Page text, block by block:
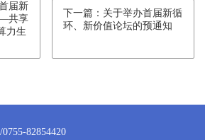
届新
共享
力生
下一篇：关于举办首届新循
环、新价值论坛的预通知
82854420